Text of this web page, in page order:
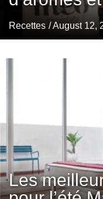
Recettes / August 12,
Les